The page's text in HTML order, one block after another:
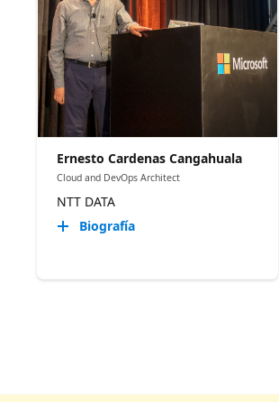
Ernesto Cardenas Cangahuala
Cloud and DevOps Architect
NTT DATA
Biografía